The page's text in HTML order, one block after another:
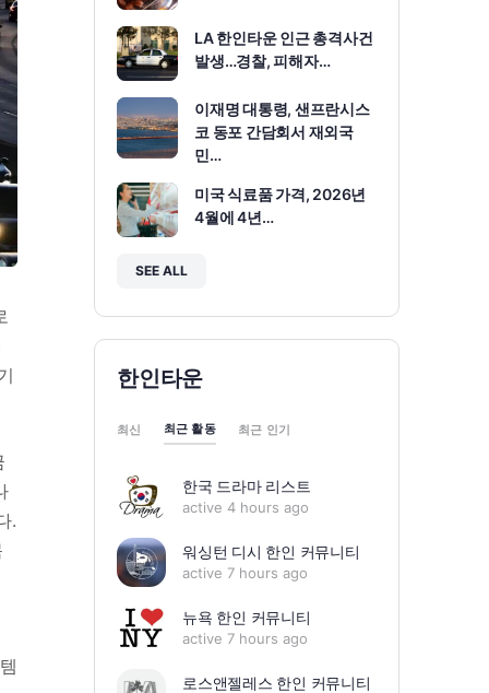
.
LA 한인타운 인근 총격사건
발생…경찰, 피해자…
이재명 대통령, 샌프란시스
코 동포 간담회서 재외국
민…
미국 식료품 가격, 2026년
4월에 4년…
SEE ALL
한인타운
최신 최근 활동 최근 인기
한국 드라마 리스트
active 4 hours ago
워싱턴 디시 한인 커뮤니티
active 7 hours ago
뉴욕 한인 커뮤니티
active 7 hours ago
로스앤젤레스 한인 커뮤니티